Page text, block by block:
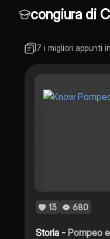
congiura di
7 i migliori appunti
13 680
Storia -Pompeo